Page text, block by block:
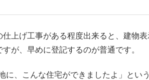
上げ工事がある程度出来ると、建物表
が、早めに登記するのが普通です。
、こんな住宅ができましたよ」とい